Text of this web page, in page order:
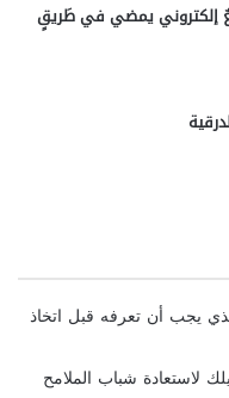
إلكتروني يمضي في طَريقٍ
يجب أن تعرفه قبل اتخاذ
لاستعادة شباب الملامح